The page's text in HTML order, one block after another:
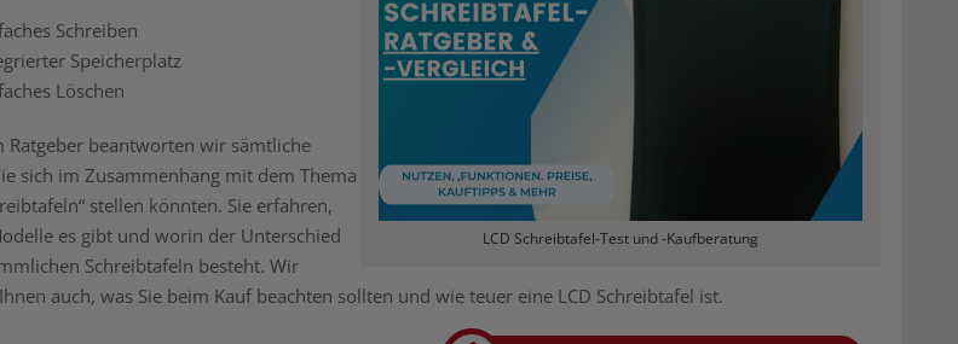
LCD Schreibtafel-Test und -Kaufberatung
Schreiben
Speicherplatz
Löschen
Ratgeber beantworten wir sämtliche
sich im Zusammenhang mit dem Thema
stellen könnten. Sie erfahren,
es gibt und worin der Unterschied
Schreibtafeln besteht. Wir
auch, was Sie beim Kauf beachten sollten und wie teuer eine LCD Schreibtafel ist.